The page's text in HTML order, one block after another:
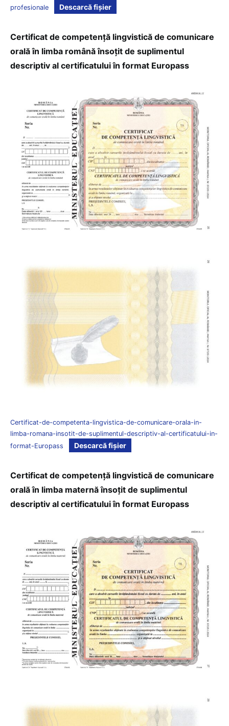
profesionale Descarcă fișier
Certificat de competență lingvistică de comunicare
orală în limba română însoțit de suplimentul
descriptiv al certificatului în format Europass
Certificat-de-competenta-lingvistica-de-comunicare-orala-in-
limba-romana-insotit-de-suplimentul-descriptiv-al-certificatului-in-
format-Europass
Descarcă fișier
Certificat de competență lingvistică de comunicare
orală în limba maternă însoțit de suplimentul
descriptiv al certificatului în format Europass